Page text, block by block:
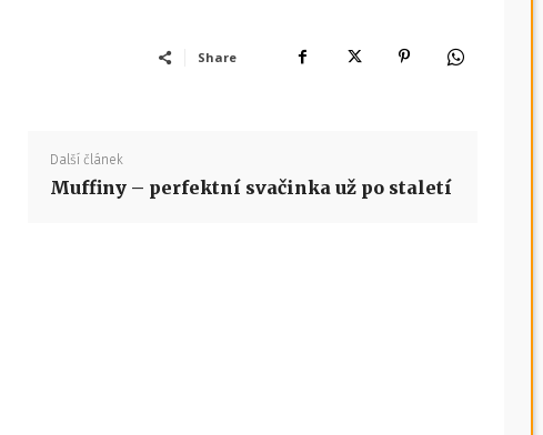
Share
Další článek
Muffiny – perfektní svačinka už po staletí